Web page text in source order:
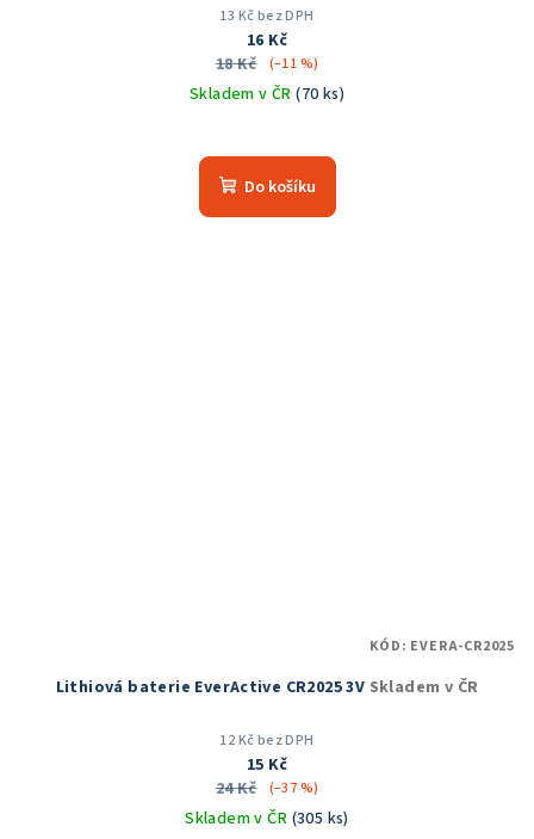
13 Kč bez DPH
16 Kč
18 Kč
(–11 %)
Skladem v ČR(70 ks)
Do košíku
Lithiová baterie EverActive CR2025 3V Skladem v ČR
12 Kč bez DPH
15 Kč
24 Kč
(–37 %)
Skladem v ČR (305 ks)
KÓD: EVERA-CR2025